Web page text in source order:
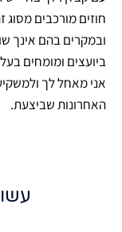
חוזים מורכבים
ובמקרים בהם אינך
ביועצים ומומחים
אני מאחל לך
האחרונות שביצעת.